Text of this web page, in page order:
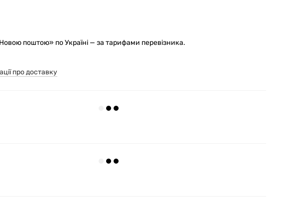
поштою» по Україні — за тарифами перевізника.
про доставку